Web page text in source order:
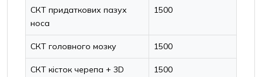
СКТ придаткових пазух
носа
1500
СКТ головного мозку 1500
СКТ кісток черепа + 3D
1500